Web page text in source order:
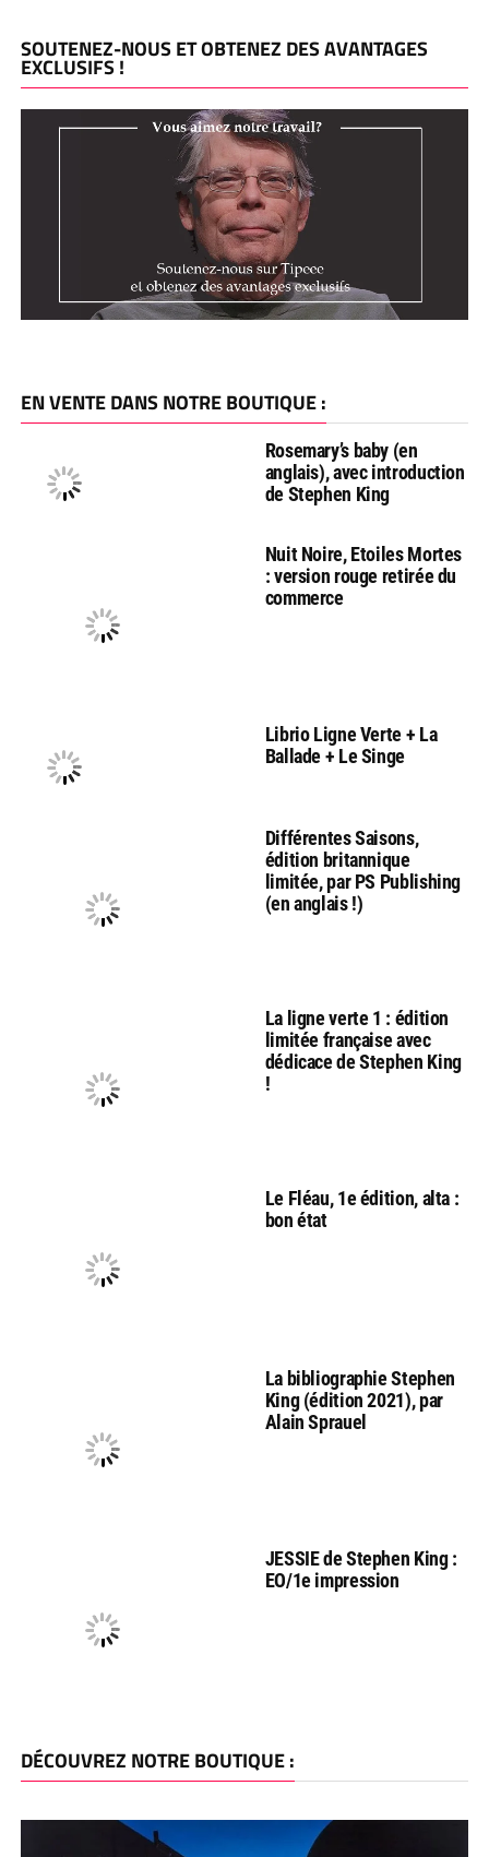
SOUTENEZ-NOUS ET OBTENEZ DES AVANTAGES
EXCLUSIFS !
EN VENTE DANS NOTRE BOUTIQUE :
Rosemary’s baby (en
anglais), avec introduction
de Stephen King
Nuit Noire, Etoiles Mortes
: version rouge retirée du
commerce
Librio Ligne Verte + La
Ballade + Le Singe
Différentes Saisons,
édition britannique
limitée, par PS Publishing
(en anglais !)
La ligne verte 1 : édition
limitée française avec
dédicace de Stephen King
!
Le Fléau, 1e édition, alta :
bon état
La bibliographie Stephen
King (édition 2021), par
Alain Sprauel
JESSIE de Stephen King :
EO/1e impression
DÉCOUVREZ NOTRE BOUTIQUE :